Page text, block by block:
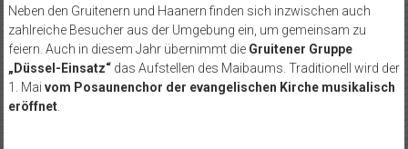
Neben den Gruitenern und Haanern finden sich inzwischen auch
zahlreiche Besucher aus der Umgebung ein, um gemeinsam zu
feiern. Auch in diesem Jahr übernimmt die Gruitener Gruppe
„Düssel-Einsatz“das Aufstellen des Maibaums. Traditionell wird der
1. Mai vom Posaunenchor der evangelischen Kirche musikalisch
eröffnet.